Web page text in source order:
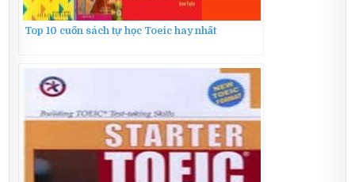
Top 10 cuốn sách tự học Toeic hay nhất